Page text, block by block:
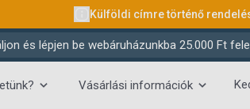
Külföldi címre történő
és lépjen be webáruházunkba 25.000 Ft
Vásárlási információk